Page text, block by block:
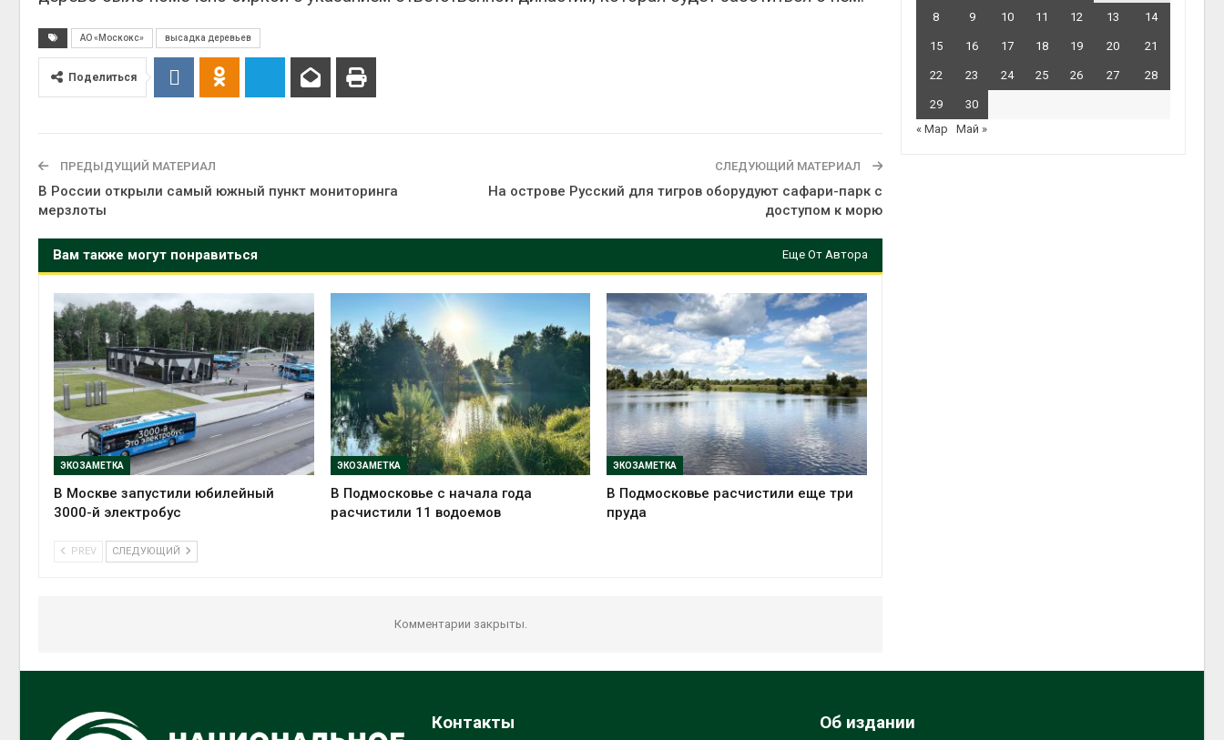
АО «Москокс» высадка деревьев
Поделиться
ПРЕДЫДУЩИЙ МАТЕРИАЛ
В России открыли самый южный пункт мониторинга
мерзлоты
СЛЕДУЮЩИЙ МАТЕРИАЛ
На острове Русский для тигров оборудуют сафари-парк с
доступом к морю
Вам также могут понравиться Еще От Автора
ЭКОЗАМЕТКА
В Москве запустили юбилейный
3000-й электробус
ЭКОЗАМЕТКА
В Подмосковье с начала года
расчистили 11 водоемов
ЭКОЗАМЕТКА
В Подмосковье расчистили еще три
пруда
PREV СЛЕДУЮЩИЙ
Комментарии закрыты.
8 9 10 11 12 13 14
15 16 17 18 19 20 21
22 23 24 25 26 27 28
29
30
« Мар
Май »
Контакты Об издании